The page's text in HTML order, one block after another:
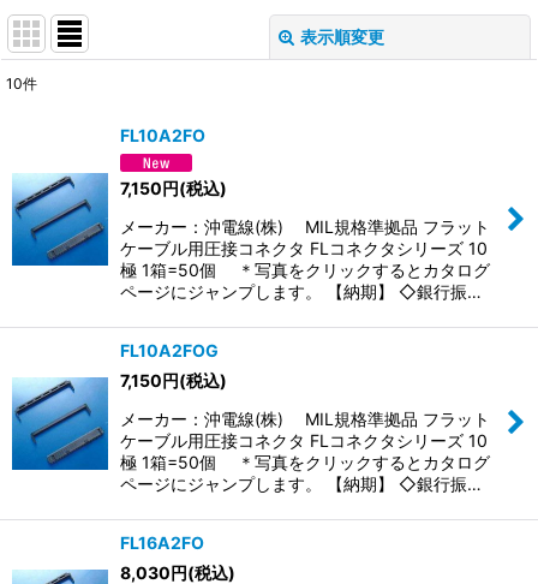
表示順変更
並び順:
絞り込む
10件
FL10A2FO
7,150円(税込)
メーカー：沖電線(株) MIL規格準拠品 フラット
ケーブル用圧接コネクタ FLコネクタシリーズ 10
極 1箱=50個 ＊写真をクリックするとカタログ
ページにジャンプします。 【納期】 ◇銀行振…
FL10A2FOG
7,150円(税込)
メーカー：沖電線(株) MIL規格準拠品 フラット
ケーブル用圧接コネクタ FLコネクタシリーズ 10
極 1箱=50個 ＊写真をクリックするとカタログ
ページにジャンプします。 【納期】 ◇銀行振…
FL16A2FO
8,030円(税込)